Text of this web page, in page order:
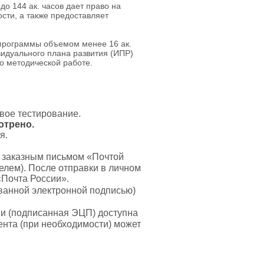
144 ак. часов дает право на
а также предоставляет
объемом менее 16 ак.
плана развития (ИПР)
методической работе.
тестирование.
письмом «Почтой
После отправки в личном
России».
электронной подписью)
(подписанная ЭЦП) доступна
(при необходимости) может